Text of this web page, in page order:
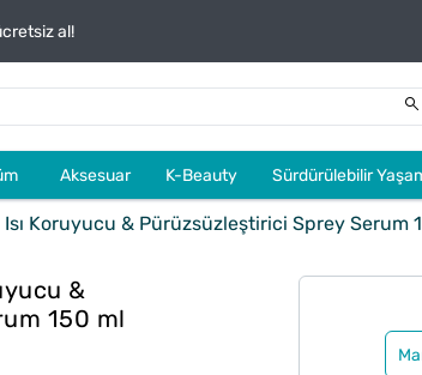
al!
Aksesuar K-Beauty Sürdürülebilir
Koruyucu & Pürüzsüzleştirici Sprey Serum
&
150 ml